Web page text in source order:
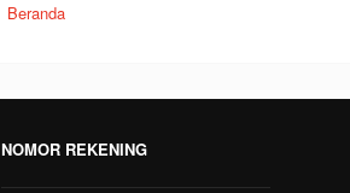
Beranda
NOMOR REKENING